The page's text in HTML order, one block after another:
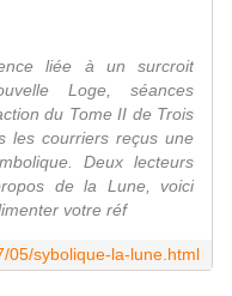
liée à un surcroit
Loge, séances
du Tome II de Trois
les courriers reçus une
Deux lecteurs
de la Lune, voici
votre réf
05/sybolique-la-lune.html